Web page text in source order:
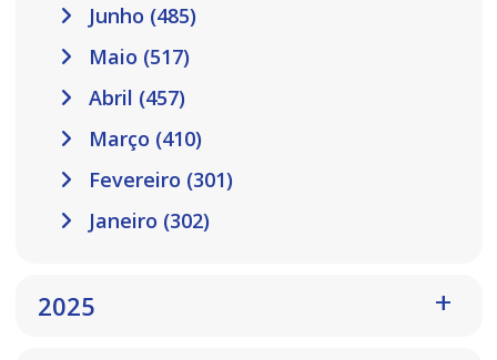
Junho (485)
Maio (517)
Abril (457)
Março (410)
Fevereiro (301)
Janeiro (302)
2025